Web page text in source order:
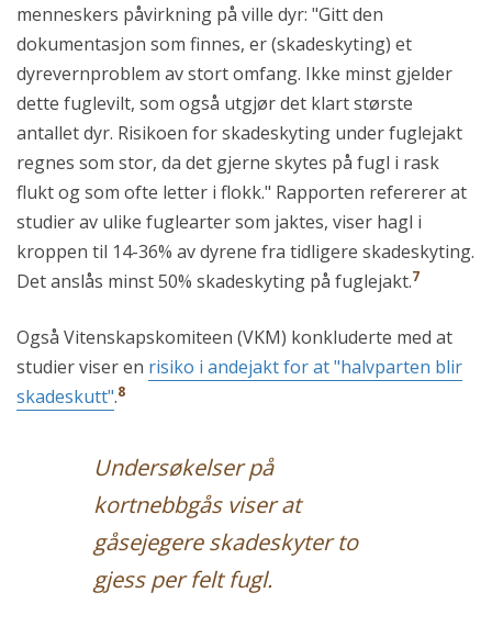
menneskers påvirkning på ville dyr: "Gitt den
dokumentasjon som finnes, er (skadeskyting) et
dyrevernproblem av stort omfang. Ikke minst gjelder
dette fuglevilt, som også utgjør det klart største
antallet dyr. Risikoen for skadeskyting under fuglejakt
regnes som stor, da det gjerne skytes på fugl i rask
flukt og som ofte letter i flokk." Rapporten refererer at
studier av ulike fuglearter som jaktes, viser hagl i
kroppen til 14-36% av dyrene fra tidligere skadeskyting.
Det anslås minst 50% skadeskyting på fuglejakt.7
Også Vitenskapskomiteen (VKM) konkluderte med at
studier viser en risiko i andejakt for at "halvparten blir
skadeskutt".8
Undersøkelser på
kortnebbgås viser at
gåsejegere skadeskyter to
gjess per felt fugl.